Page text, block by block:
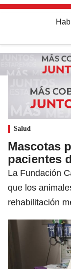
Salud
Mascotas
pacientes
La Fundación
que los
rehabilitación